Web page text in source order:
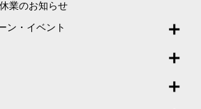
業のお知らせ
ン・イベント